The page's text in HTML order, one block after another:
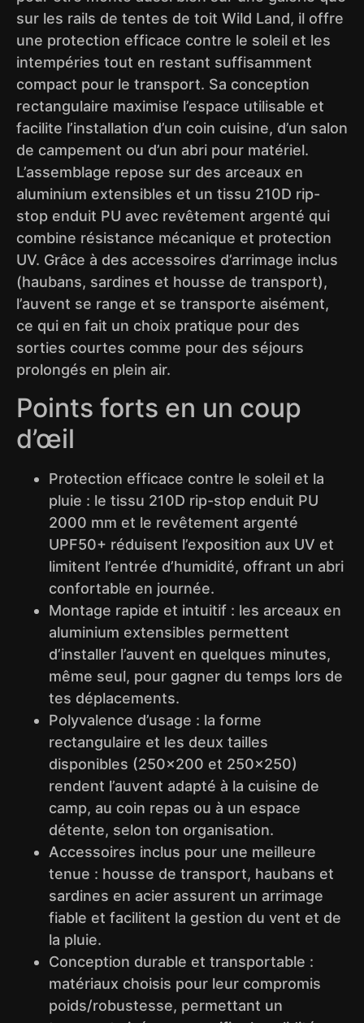
sur les rails de tentes de toit Wild Land, il offre
une protection efficace contre le soleil et les
intempéries tout en restant suffisamment
compact pour le transport. Sa conception
rectangulaire maximise l’espace utilisable et
facilite l’installation d’un coin cuisine, d’un salon
de campement ou d’un abri pour matériel.
L’assemblage repose sur des arceaux en
aluminium extensibles et un tissu 210D rip-
stop enduit PU avec revêtement argenté qui
combine résistance mécanique et protection
UV. Grâce à des accessoires d’arrimage inclus
(haubans, sardines et housse de transport),
l’auvent se range et se transporte aisément,
ce qui en fait un choix pratique pour des
sorties courtes comme pour des séjours
prolongés en plein air.
Points forts en un coup
d’œil
Protection efficace contre le soleil et la
pluie : le tissu 210D rip-stop enduit PU
2000 mm et le revêtement argenté
UPF50+ réduisent l’exposition aux UV et
limitent l’entrée d’humidité, offrant un abri
confortable en journée.
Montage rapide et intuitif : les arceaux en
aluminium extensibles permettent
d’installer l’auvent en quelques minutes,
même seul, pour gagner du temps lors de
tes déplacements.
Polyvalence d’usage : la forme
rectangulaire et les deux tailles
disponibles (250×200 et 250×250)
rendent l’auvent adapté à la cuisine de
camp, au coin repas ou à un espace
détente, selon ton organisation.
Accessoires inclus pour une meilleure
tenue : housse de transport, haubans et
sardines en acier assurent un arrimage
fiable et facilitent la gestion du vent et de
la pluie.
Conception durable et transportable :
matériaux choisis pour leur compromis
poids/robustesse, permettant un